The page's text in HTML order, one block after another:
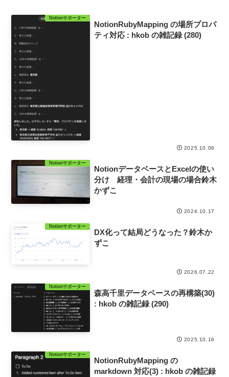
Notionサポーター
NotionRubyMapping の場所プロパ
ティ対応 : hkob の雑記録 (280)
2025.10.06
Notionサポーター
NotionデータベースとExcelの使い
分け 経理・会計の現場の場合鈴木
かずこ
2024.10.17
Notionサポーター
DX化って結局どうなった？鈴木か
ずこ
2026.07.22
Notionサポーター
森高千里データベースの再構築(30)
: hkob の雑記録 (290)
2025.10.16
Notionサポーター
NotionRubyMapping の
markdown 対応(3) : hkob の雑記録